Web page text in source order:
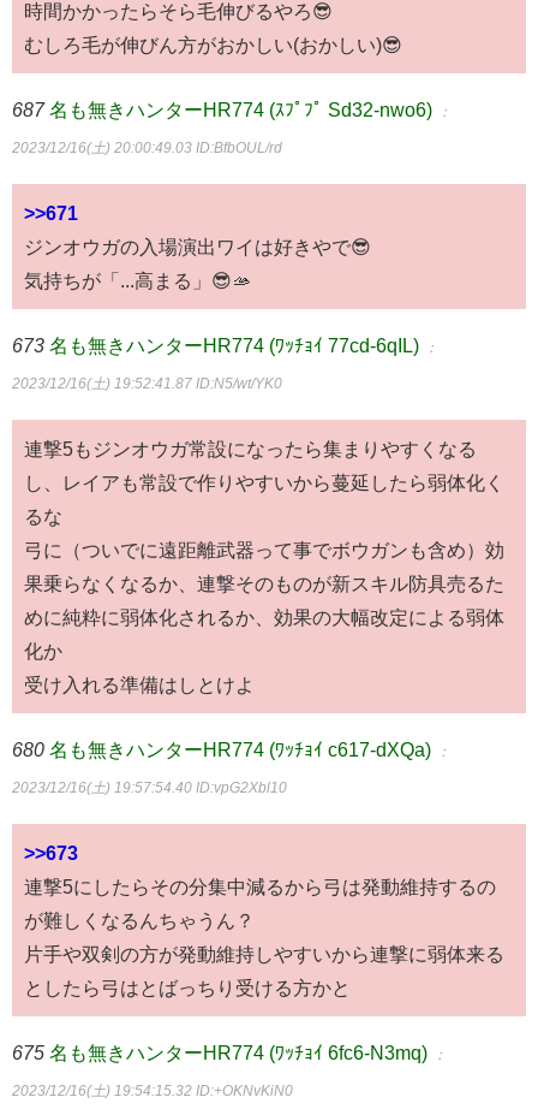
時間かかったらそら毛伸びるやろ😎
むしろ毛が伸びん方がおかしい(おかしい)😎
687 名も無きハンターHR774 (ｽﾌﾟﾌﾟ Sd32-nwo6) ：
2023/12/16(土) 20:00:49.03 ID:BfbOUL/rd
>>671
ジンオウガの入場演出ワイは好きやで😎
気持ちが「...高まる」😎🫴
673 名も無きハンターHR774 (ﾜｯﾁｮｲ 77cd-6qIL) ：
2023/12/16(土) 19:52:41.87 ID:N5/wt/YK0
連撃5もジンオウガ常設になったら集まりやすくなる
し、レイアも常設で作りやすいから蔓延したら弱体化く
るな
弓に（ついでに遠距離武器って事でボウガンも含め）効
果乗らなくなるか、連撃そのものが新スキル防具売るた
めに純粋に弱体化されるか、効果の大幅改定による弱体
化か
受け入れる準備はしとけよ
680 名も無きハンターHR774 (ﾜｯﾁｮｲ c617-dXQa) ：
2023/12/16(土) 19:57:54.40 ID:vpG2Xbl10
>>673
連撃5にしたらその分集中減るから弓は発動維持するの
が難しくなるんちゃうん？
片手や双剣の方が発動維持しやすいから連撃に弱体来る
としたら弓はとばっちり受ける方かと
675 名も無きハンターHR774 (ﾜｯﾁｮｲ 6fc6-N3mq) ：
2023/12/16(土) 19:54:15.32 ID:+OKNvKiN0